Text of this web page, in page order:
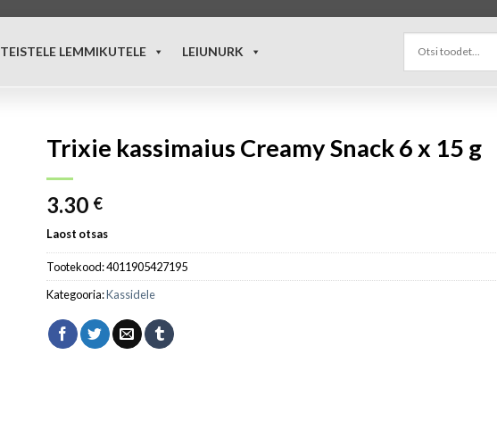
TEISTELE LEMMIKUTELE LEIUNURK
Trixie kassimaius Creamy Snack 6 x 15 g
3.30 €
Laost otsas
Tootekood:4011905427195
Kategooria:Kassidele